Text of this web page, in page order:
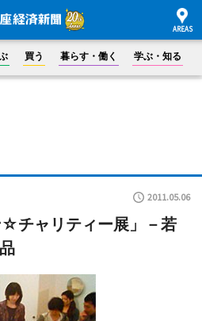
買う 暮らす・働く 学ぶ・知る
2011.05.06
チャリティー展」－若